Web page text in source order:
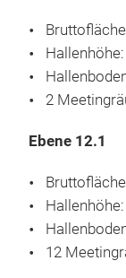
2
Ebene 12.1
12